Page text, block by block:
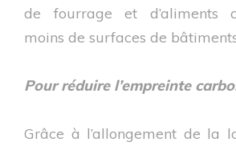
de fourrage et d’aliments
moins de surfaces de
Pour réduire l’empreinte
Grâce à l’allongement de la